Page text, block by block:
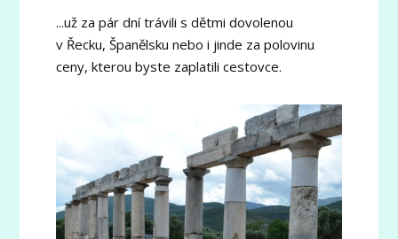
...už za pár dní trávili s dětmi dovolenou
v Řecku, Španělsku nebo i jinde za polovinu
ceny, kterou byste zaplatili cestovce.